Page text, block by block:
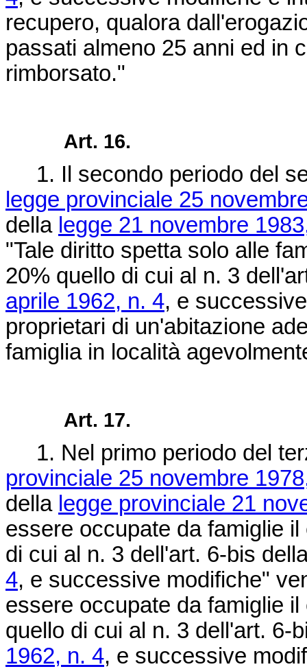
recupero, qualora
passati almeno 25 anni ed in
rimborsato."
Art. 16.
1. Il secondo periodo del
legge provinciale 25
della legge 21 novembre
"Tale diritto spetta solo alle
20% quello di cui al n. 3
aprile 1962, n. 4, e
proprietari di un'abitazione
famiglia in località
Art. 17.
1. Nel primo periodo del
provinciale 25 novembre
della legge provinciale 21
essere occupate da famiglie
di cui al n. 3 dell'art. 6-bis
4, e successive modifiche"
essere occupate da famiglie
quello di cui al n. 3 dell'art. 6-
1962, n. 4, e successive